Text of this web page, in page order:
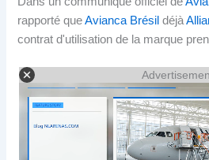
rapporté queAvianca Brésil déjà
contrat d'utilisation de la marque